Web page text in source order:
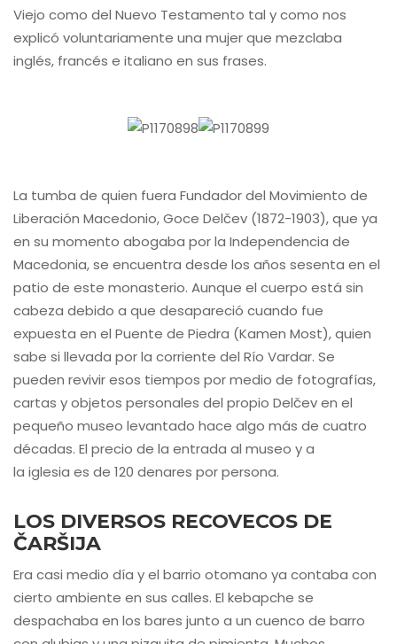
Viejo como del Nuevo Testamento tal y como nos
explicó voluntariamente una mujer que mezclaba
inglés, francés e italiano en sus frases.
La tumba de quien fuera Fundador del Movimiento de
Liberación Macedonio, Goce Delčev (1872-1903), que ya
en su momento abogaba por la Independencia de
Macedonia, se encuentra desde los años sesenta en el
patio de este monasterio. Aunque el cuerpo está sin
cabeza debido a que desapareció cuando fue
expuesta en el Puente de Piedra (Kamen Most), quien
sabe si llevada por la corriente del Río Vardar. Se
pueden revivir esos tiempos por medio de fotografías,
cartas y objetos personales del propio Delčev en el
pequeño museo levantado hace algo más de cuatro
décadas. El precio de la entrada al museo y a
la iglesia es de 120 denares por persona.
LOS DIVERSOS RECOVECOS DE
ČARŠIJA
Era casi medio día y el barrio otomano ya contaba con
cierto ambiente en sus calles. El kebapche se
despachaba en los bares junto a un cuenco de barro